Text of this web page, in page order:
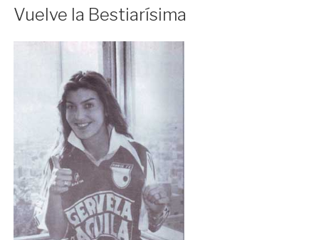
EN
Vuelve la Bestiarísima